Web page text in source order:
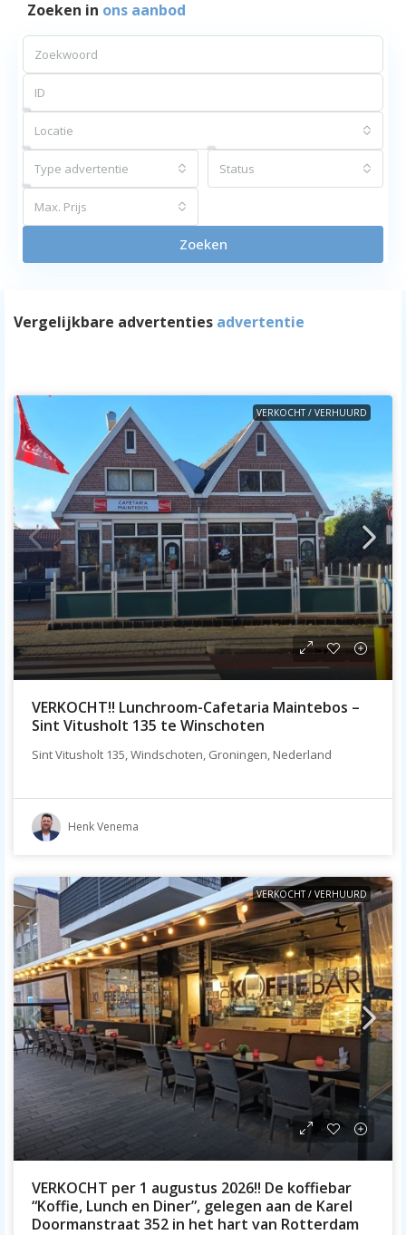
Zoeken in ons aanbod
Locatie
Type advertentie Status
Max. Prijs
Zoeken
Vergelijkbare advertenties advertentie
VERKOCHT / VERHUURD
VERKOCHT!! Lunchroom-Cafetaria Maintebos –
Sint Vitusholt 135 te Winschoten
Sint Vitusholt 135, Windschoten, Groningen, Nederland
Henk Venema
VERKOCHT / VERHUURD
VERKOCHT per 1 augustus 2026!! De koffiebar
“Koffie, Lunch en Diner”, gelegen aan de Karel
Doormanstraat 352 in het hart van Rotterdam